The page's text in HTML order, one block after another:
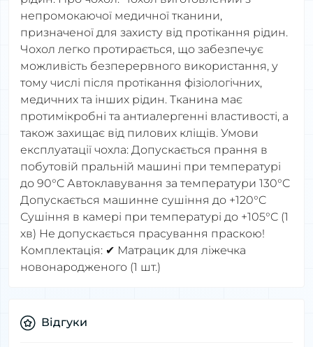
непромокаючої медичної тканини,
призначеної для захисту від протікання рідин.
Чохол легко протирається, що забезпечує
можливість безперервного використання, у
тому числі після протікання фізіологічних,
медичних та інших рідин. Тканина має
протимікробні та антиалергенні властивості, а
також захищає від пилових кліщів. Умови
експлуатації чохла: Допускається прання в
побутовій пральній машині при температурі
до 90°C Автоклавування за температури 130°C
Допускається машинне сушіння до +120°C
Сушіння в камері при температурі до +105°C (1
хв) Не допускається прасування праскою!
Комплектація: ✔ Матрацик для ліжечка
новонародженого (1 шт.)
Відгуки